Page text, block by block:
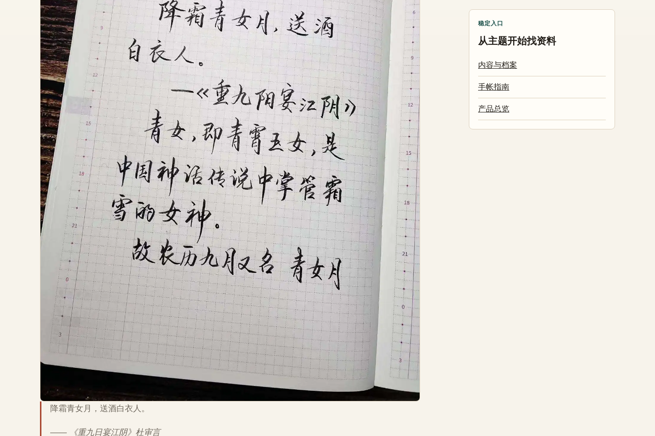
降霜青女月，送酒白衣人。
—— 《重九日宴江阴》杜审言
稳定入口
从主题开始找资料
内容与档案
手帐指南
产品总览